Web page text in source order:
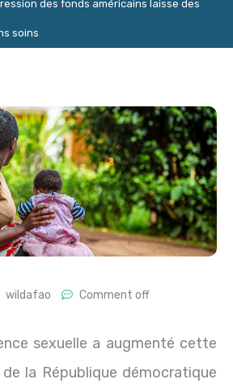
des fonds américains laisse des
soins
wildafao Comment off
sexuelle a augmenté cette
de la République démocratique